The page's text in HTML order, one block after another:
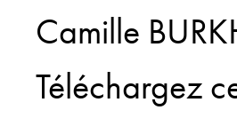
Camille
Téléchargez